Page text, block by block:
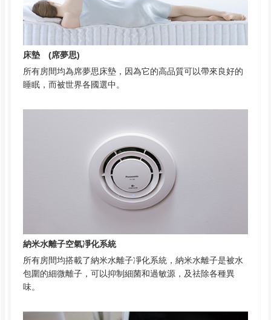
床墊 (席夢思)
所有房間均為席夢思床墊，因為它的高品質可以帶來良好的
睡眠，而被世界各國選中。
納米水離子空氣凈化系統
所有房間均搭載了納米水離子凈化系統，納米水離子是被水
包圍的細微離子，可以抑制細菌和過敏源，及祛除各種異
味。